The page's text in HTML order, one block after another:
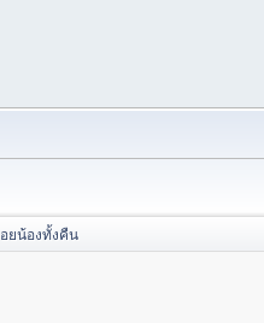
ยน้องทั้งคืน